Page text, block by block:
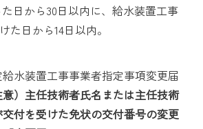
日から30日以内に、給水装置工事
た日から14日以内。
水装置工事事業者指定事項変更届
意）主任技術者氏名または主任技術
付を受けた免状の交付番号の変更